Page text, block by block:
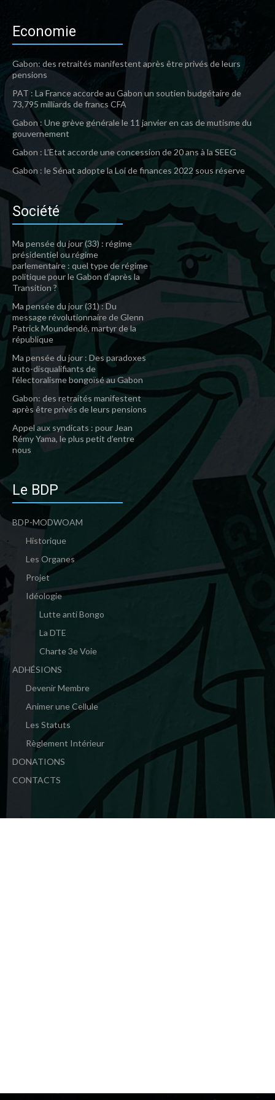
Economie
Gabon: des retraités manifestent après être privés de leurs
pensions
PAT : La France accorde au Gabon un soutien budgétaire de
73,795 milliards de francs CFA
Gabon : Une grève générale le 11 janvier en cas de mutisme du
gouvernement
Gabon : L’Etat accorde une concession de 20 ans à la SEEG
Gabon : le Sénat adopte la Loi de finances 2022 sous réserve
Société
Ma pensée du jour (33) : régime
présidentiel ou régime
parlementaire : quel type de régime
politique pour le Gabon d’après la
Transition ?
Ma pensée du jour (31) : Du
message révolutionnaire de Glenn
Patrick Moundendé, martyr de la
république
Ma pensée du jour : Des paradoxes
auto-disqualifiants de
l’électoralisme bongoïsé au Gabon
Gabon: des retraités manifestent
après être privés de leurs pensions
Appel aux syndicats : pour Jean
Rémy Yama, le plus petit d’entre
nous
Le BDP
BDP-MODWOAM
Historique
Les Organes
Projet
Idéologie
Lutte anti Bongo
La DTE
Charte 3e Voie
ADHÉSIONS
Devenir Membre
Animer une Cellule
Les Statuts
Règlement Intérieur
DONATIONS
CONTACTS